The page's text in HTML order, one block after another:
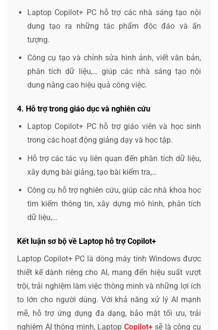
Laptop Copilot+ PC hỗ trợ các nhà sáng tạo nội
dung tạo ra những tác phẩm độc đáo và ấn
tượng.
Công cụ tạo và chỉnh sửa hình ảnh, viết văn bản,
phân tích dữ liệu,… giúp các nhà sáng tạo nội
dung nâng cao hiệu quả công việc.
4. Hỗ trợ trong giáo dục và nghiên cứu
Laptop Copilot+ PC hỗ trợ giáo viên và học sinh
trong các hoạt động giảng dạy và học tập.
Hỗ trợ các tác vụ liên quan đến phân tích dữ liệu,
xây dựng bài giảng, tạo bài kiểm tra,…
Công cụ hỗ trợ nghiên cứu, giúp các nhà khoa học
tìm kiếm thông tin, xây dựng mô hình, phân tích
dữ liệu,…
Kết luận sơ bộ về Laptop hỗ trợ Copilot+
Laptop Copilot+ PC là dòng máy tính Windows được
thiết kế dành riêng cho AI, mang đến hiệu suất vượt
trội, trải nghiệm làm việc thông minh và những lợi ích
to lớn cho người dùng. Với khả năng xử lý AI mạnh
mẽ, hỗ trợ ứng dụng đa dạng, bảo mật tối ưu, trải
nghiệm AI thông minh, Laptop Copilot+sẽ là công cụ